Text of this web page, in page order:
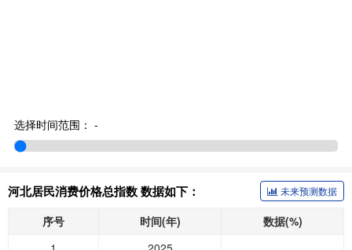
选择时间范围： -
河北居民消费价格总指数 数据如下： 未来预测数据
序号 时间(年)
数据(%)